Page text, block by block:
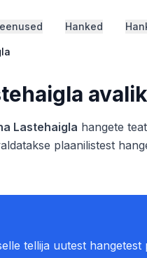
Hanked
Lastehaigla hangete
plaanilistest
tellija uutest